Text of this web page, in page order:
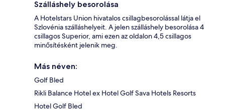
Szálláshely besorolása
A Hotelstars Union hivatalos csillagbesorolással látja el
Szlovénia szálláshelyeit. A jelen szálláshely besorolása 4
csillagos Superior, ami ezen az oldalon 4,5 csillagos
minősítésként jelenik meg.
Más néven:
Golf Bled
Rikli Balance Hotel ex Hotel Golf Sava Hotels Resorts
Hotel Golf Bled